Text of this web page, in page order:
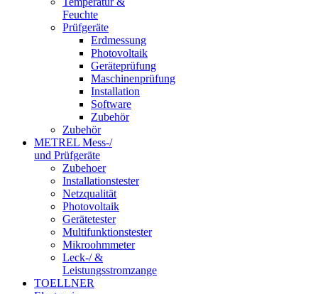
Feuchte
Prüfgeräte
Erdmessung
Photovoltaik
Geräteprüfung
Maschinenprüfung
Installation
Software
Zubehör
Zubehör
METREL Mess-/
und Prüfgeräte
Zubehoer
Installationstester
Netzqualität
Photovoltaik
Gerätetester
Multifunktionstester
Mikroohmmeter
Leck-/ &
Leistungsstromzange
TOELLNER